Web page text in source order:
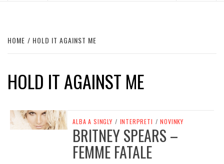
HOME HOLD IT AGAINST ME
HOLD IT AGAINST ME
ALBA A SINGLY / INTERPRETI / NOVINKY
BRITNEY SPEARS –
FEMME FATALE